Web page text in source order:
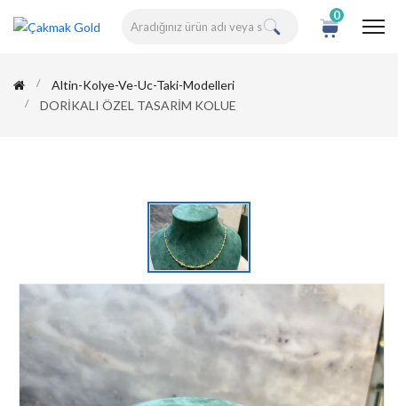
0
Altin-Kolye-Ve-Uc-Taki-Modelleri
DORİKALI ÖZEL TASARİM KOLUE